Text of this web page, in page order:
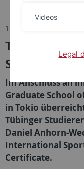
18.10.2019
Tübingen/
Im Anschluss an
Graduate School
in Tokio
Tübinger
Daniel Anhorn-
International
Certificate.
Videos
Legal